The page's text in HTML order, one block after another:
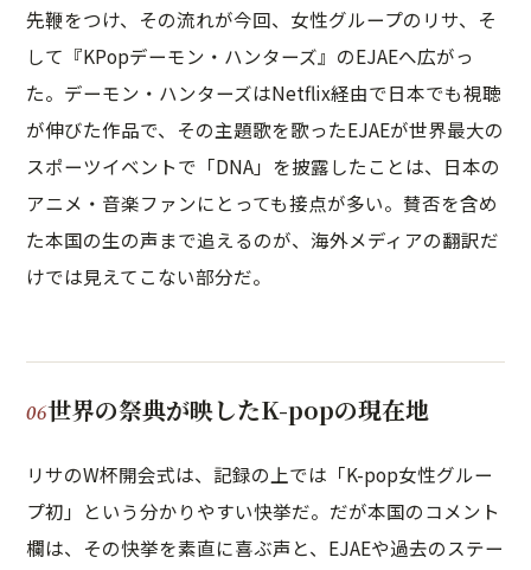
先鞭をつけ、その流れが今回、女性グループのリサ、そ
して『KPopデーモン・ハンターズ』のEJAEへ広がっ
た。デーモン・ハンターズはNetflix経由で日本でも視聴
が伸びた作品で、その主題歌を歌ったEJAEが世界最大の
スポーツイベントで「DNA」を披露したことは、日本の
アニメ・音楽ファンにとっても接点が多い。賛否を含め
た本国の生の声まで追えるのが、海外メディアの翻訳だ
けでは見えてこない部分だ。
世界の祭典が映したK-popの現在地
リサのW杯開会式は、記録の上では「K-pop女性グルー
プ初」という分かりやすい快挙だ。だが本国のコメント
欄は、その快挙を素直に喜ぶ声と、EJAEや過去のステー